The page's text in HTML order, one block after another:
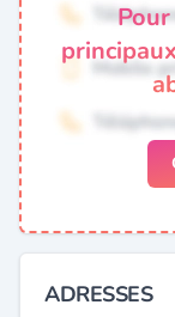
ADRESSES